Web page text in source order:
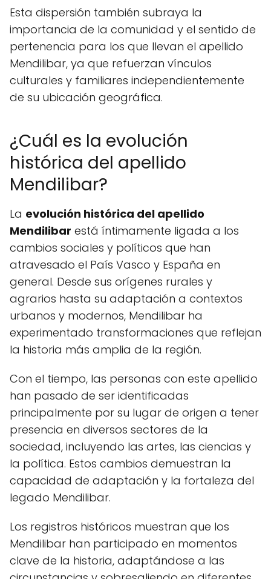
Esta dispersión también subraya la
importancia de la comunidad y el sentido de
pertenencia para los que llevan el apellido
Mendilibar, ya que refuerzan vínculos
culturales y familiares independientemente
de su ubicación geográfica.
¿Cuál es la evolución
histórica del apellido
Mendilibar?
La evolución histórica del apellido
Mendilibar está íntimamente ligada a los
cambios sociales y políticos que han
atravesado el País Vasco y España en
general. Desde sus orígenes rurales y
agrarios hasta su adaptación a contextos
urbanos y modernos, Mendilibar ha
experimentado transformaciones que reflejan
la historia más amplia de la región.
Con el tiempo, las personas con este apellido
han pasado de ser identificadas
principalmente por su lugar de origen a tener
presencia en diversos sectores de la
sociedad, incluyendo las artes, las ciencias y
la política. Estos cambios demuestran la
capacidad de adaptación y la fortaleza del
legado Mendilibar.
Los registros históricos muestran que los
Mendilibar han participado en momentos
clave de la historia, adaptándose a las